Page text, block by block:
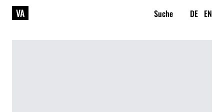
VA Suche DE EN